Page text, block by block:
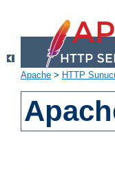
Apache > HTTP